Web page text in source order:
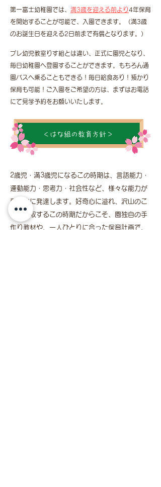
第一富士幼稚園では、 満3歳を迎える前より4年保育
を開始することが可能で、入園できます。（満3歳
のお誕生日を迎える2日前まで有償となります。）
プレ幼児教室りす組とは違い、正式に園児となり、
毎日幼稚園へ登園することができます。もちろん通
園バスへ乗ることもできる！毎日給食あり！預かり
保育も可能！ご入園をご希望の方は、まずはお電話
にて見学予約をお願いいたします。
​​＜はな組の教育方針＞
2歳児・満3歳児になるこの時期は、言語能力・
運動能力・思考力・社会性など、様々な能力が
飛躍的に発達します。好奇心に溢れ、沢山のこ
とを吸収するこの時期だからこそ、園独自の手
作り教材や、一人ひとりに合った保育計画で、